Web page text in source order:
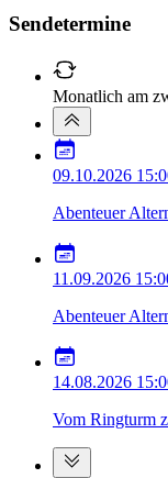
Sendetermine
Monatlich am
09.10.2026
Abenteuer
11.09.2026
Abenteuer
14.08.2026
Vom Ringturm